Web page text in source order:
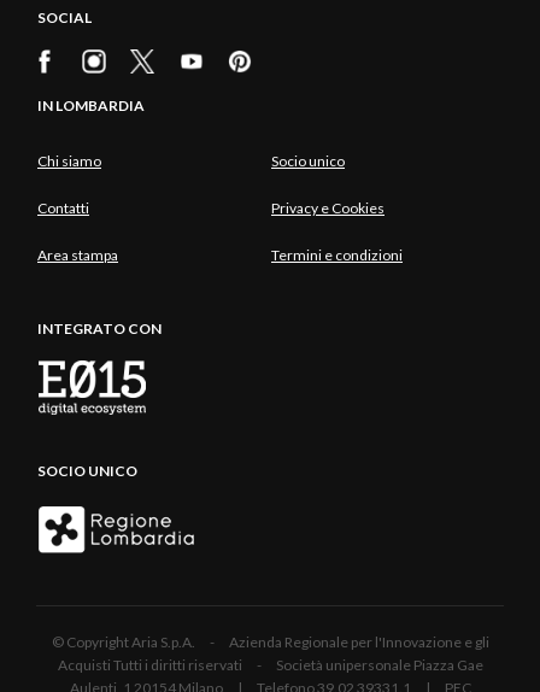
SOCIAL
IN LOMBARDIA
Chi siamo Socio unico
Contatti Privacy e Cookies
Area stampa Termini e condizioni
INTEGRATO CON
SOCIO UNICO
© Copyright Aria S.p.A. - Azienda Regionale per l'Innovazione e gli
Acquisti Tutti i diritti riservati - Società unipersonale Piazza Gae
Aulenti, 1 20154 Milano | Telefono 39.02 39331.1 | PEC